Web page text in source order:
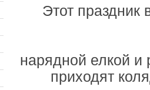
Этот праздник
нарядной елкой и
приходят